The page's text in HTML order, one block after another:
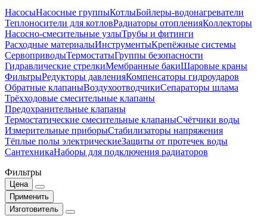
НасосыНасосные группыКотлыБойлеры-водонагреватели
Теплоносители для котловРадиаторы отопленияКоллекторы
Насосно-смесительные узлыТрубы и фитинги
Расходные материалыИнструментыКрепёжные системы
СервоприводыТермостатыГруппы безопасности
Гидравлические стрелкиМембранные бакиШаровые краны
ФильтрыРедукторы давленияКомпенсаторы гидроударов
Обратные клапаныВоздухоотводчикиСепараторы шлама
Трёхходовые смесительные клапаны
Предохранительные клапаны
Термостатические смесительные клапаныСчётчики воды
Измерительные приборыСтабилизаторы напряжения
Тёплые полы электрическиеЗащиты от протечек воды
СантехникаНаборы для подключения радиаторов
Фильтры
Цена
Применить
Изготовитель